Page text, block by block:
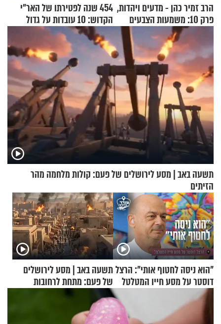
הרב זמיר כהן - מדעים ויהדות,
פרק 10: משמעות הצבעים
454 שנה לפטירתו של האר"י
הקדוש: 10 עובדות על גדול
מקובלי צפת
תשעה באב | מסע לירושלים של פעם: קולות מלחמה מהר
הזיתים
"הוא ניסה לחטוף אותי": הרצל
דוסטר על מסע חייו המטלטל
תשעה באב | מסע לירושלים
של פעם: מתחת לרחובות
ירושלים